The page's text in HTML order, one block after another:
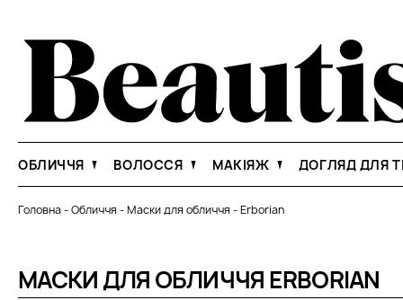
ОБЛИЧЧЯ ВОЛОССЯ МАКІЯЖ ДОГЛЯД ДЛЯ
Головна-Обличчя -Маски для обличчя -Erborian
МАСКИ ДЛЯ ОБЛИЧЧЯ ERBORIAN